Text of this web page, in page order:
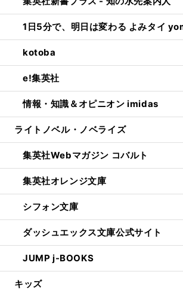
1日5分で、明日は変わる よみタイ
kotoba
e!集英社
情報・知識＆オピニオン imidas
ライトノベル・ノベライズ
集英社Webマガジン コバルト
集英社オレンジ文庫
シフォン文庫
ダッシュエックス文庫公式サイト
JUMP j-BOOKS
キッズ